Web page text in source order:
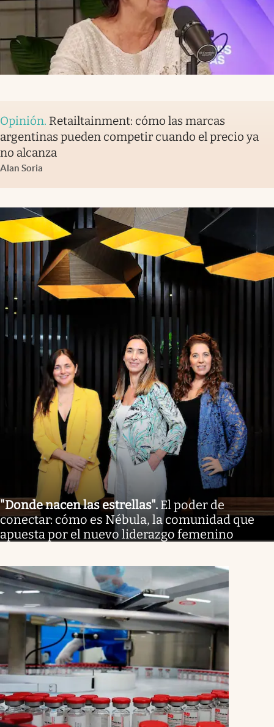
Opinión. Retailtainment: cómo las marcas
argentinas pueden competir cuando el precio ya
no alcanza
Alan Soria
"Donde nacen las estrellas". El poder de
conectar: cómo es Nébula, la comunidad que
apuesta por el nuevo liderazgo femenino